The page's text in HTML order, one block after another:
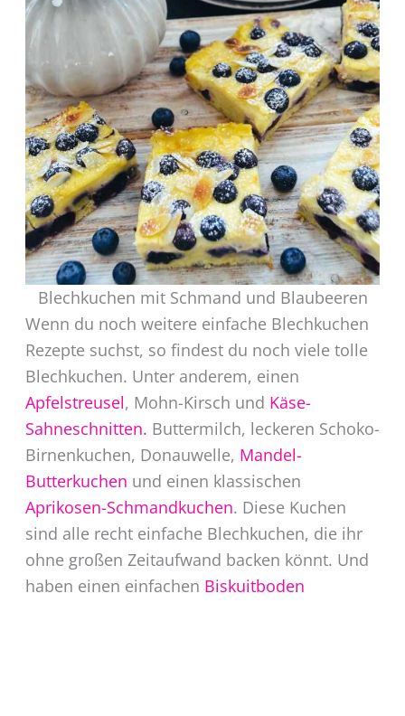
Blechkuchen mit Schmand und Blaubeeren
Wenn du noch weitere einfache Blechkuchen
Rezepte suchst, so findest du noch viele tolle
Blechkuchen. Unter anderem, einen
Apfelstreusel, Mohn-Kirsch und Käse-
Sahneschnitten. Buttermilch, leckeren Schoko-
Birnenkuchen, Donauwelle, Mandel-
Butterkuchen und einen klassischen
Aprikosen-Schmandkuchen. Diese Kuchen
sind alle recht einfache Blechkuchen, die ihr
ohne großen Zeitaufwand backen könnt. Und
haben einen einfachen Biskuitboden